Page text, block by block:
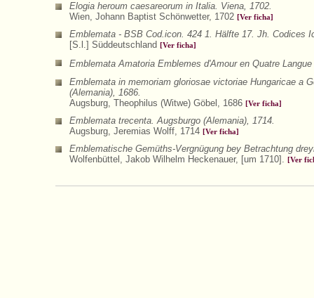
Elogia heroum caesareorum in Italia. Viena, 1702.
Wien, Johann Baptist Schönwetter, 1702 [Ver ficha]
Emblemata - BSB Cod.icon. 424 1. Hälfte 17. Jh. Codices
[S.l.] Süddeutschland
[Ver ficha]
Emblemata Amatoria Emblemes d'Amour en Quatre
Emblemata in memoriam gloriosae victoriae Hungaricae a
(Alemania), 1686.
Augsburg, Theophilus (Witwe) Göbel, 1686 [Ver ficha]
Emblemata trecenta. Augsburgo (Alemania), 1714.
Augsburg, Jeremias Wolff, 1714 [Ver ficha]
Emblematische Gemüths-Vergnügung bey Betrachtung
Wolfenbüttel, Jakob Wilhelm Heckenauer, [um 1710].
[Ver